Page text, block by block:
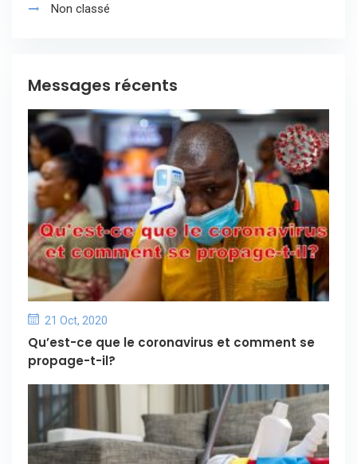
Non classé
Messages récents
21 Oct, 2020
Qu’est-ce que le coronavirus et comment se
propage-t-il?